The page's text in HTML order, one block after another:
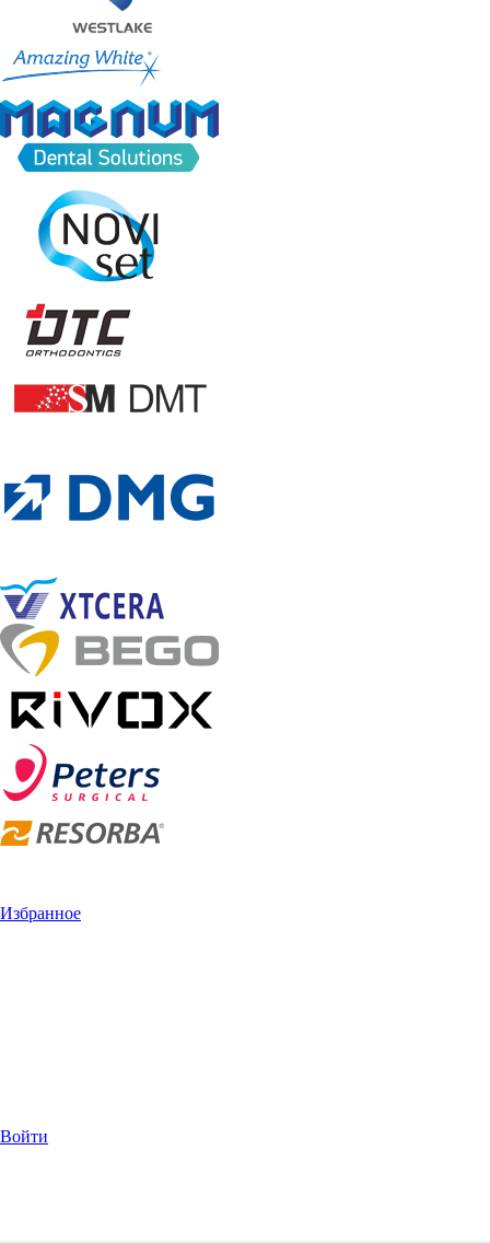
Избранное
Войти